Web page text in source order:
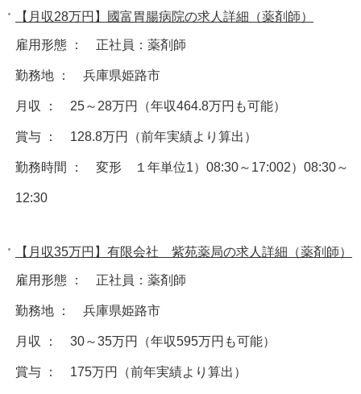
【月収28万円】國富胃腸病院の求人詳細（薬剤師）
雇用形態 ： 正社員：薬剤師
勤務地 ： 兵庫県姫路市
月収 ： 25～28万円（年収464.8万円も可能）
賞与 ： 128.8万円（前年実績より算出）
勤務時間 ： 変形 １年単位1）08:30～17:002）08:30～
12:30
【月収35万円】有限会社 紫苑薬局の求人詳細（薬剤師）
雇用形態 ： 正社員：薬剤師
勤務地 ： 兵庫県姫路市
月収 ： 30～35万円（年収595万円も可能）
賞与 ： 175万円（前年実績より算出）